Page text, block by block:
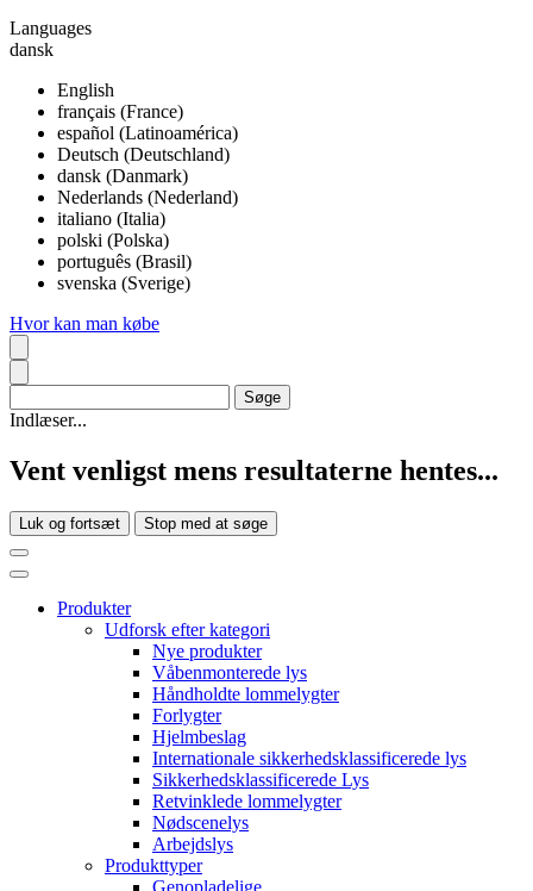
Languages
dansk
English
français (France)
español (Latinoamérica)
Deutsch (Deutschland)
dansk (Danmark)
Nederlands (Nederland)
italiano (Italia)
polski (Polska)
português (Brasil)
svenska (Sverige)
Hvor kan man købe
Indlæser...
Vent venligst mens resultaterne hentes...
Luk og fortsæt Stop med at søge
Produkter
Udforsk efter kategori
Nye produkter
Våbenmonterede lys
Håndholdte lommelygter
Forlygter
Hjelmbeslag
Internationale sikkerhedsklassificerede lys
Sikkerhedsklassificerede Lys
Retvinklede lommelygter
Nødscenelys
Arbejdslys
Produkttyper
Genopladelige